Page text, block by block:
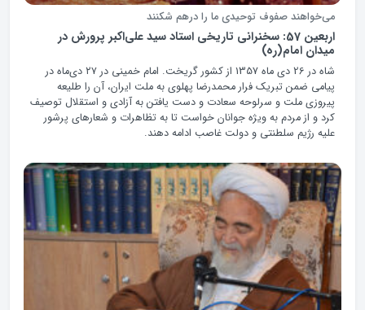
می‌خواهند صفوف‌ توحیدی ما را درهم شکنند
اربعین 57: سخنرانی تاریخی استاد سید علی‌اکبر پرورش در
میدان امام(ره)
شاه در 26 دی ماه 1357 از کشور گریخت. امام خمینی در ۲۷ دی‌ماه در
پیامی ضمن تبریک فرار محمدرضا پهلوی به ملت ایران، آن را طلیعه‌
پیروزی ملت و سرلوحه سعادت و دست یافتن به آزادی و استقلال توصیف
کرد و از مردم به ویژه جوانان خواست تا به تظاهرات و شعارهای پرشور
علیه رژیم سلطنتی و دولت غاصب ادامه دهند.